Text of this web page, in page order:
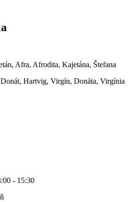
Afra, Afrodita, Kajetána, Štefana
Hartvig, Virgín, Donáta, Virgínia
- 15:30